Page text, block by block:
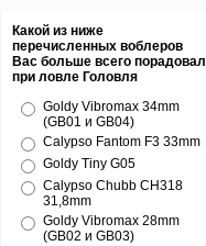
Какой из ниже
перечисленных воблеров
Вас больше всего порадовал
при ловле Головля
Goldy Vibromax 34mm
(GB01 и GB04)
Calypso Fantom F3 33mm
Goldy Tiny G05
Calypso Chubb CH318
31,8mm
Goldy Vibromax 28mm
(GB02 и GB03)